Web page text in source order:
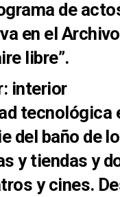
de
en el
libre”.
tecnológica
del baño de
y tiendas y
y cines.